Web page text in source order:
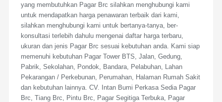
yang membutuhkan Pagar Brc silahkan menghubungi kami
untuk mendapatkan harga penawaran terbaik dari kami,
silahkan menghubungi kami untuk bertanya-tanya, ber-
konsultasi terlebih dahulu mengenai daftar harga terbaru,
ukuran dan jenis Pagar Brc sesuai kebutuhan anda. Kami siap
memenuhi kebutuhan Pagar Tower BTS, Jalan, Gedung,
Pabrik, Sekolahan, Pondok, Bandara, Pelabuhan, Lahan
Pekarangan / Perkebunan, Perumahan, Halaman Rumah Sakit
dan kebutuhan lainnya. CV. Intan Bumi Perkasa Sedia Pagar
Brc, Tiang Brc, Pintu Brc, Pagar Segitiga Terbuka, Pagar